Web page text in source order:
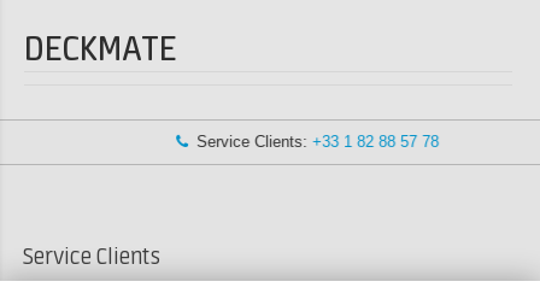
DECKMATE
Service Clients:+33 1 82 88 57 78
Service Clients